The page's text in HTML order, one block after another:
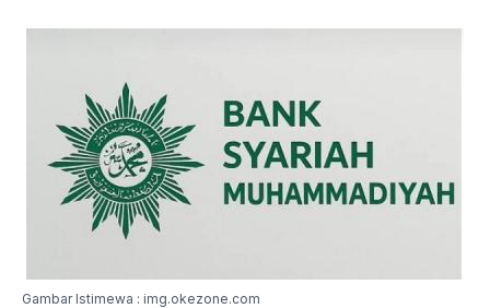
Gambar Istimewa : img.okezone.com